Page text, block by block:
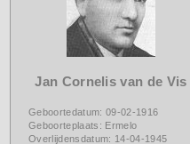
Jan Cornelis van de Vis
Geboortedatum: 09-02-1916
Geboorteplaats: Ermelo
Overlijdensdatum: 14-04-1945